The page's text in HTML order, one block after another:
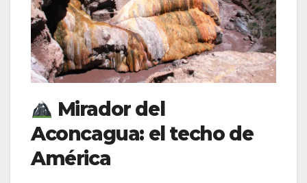
Mirador del
Aconcagua: el techo de
América